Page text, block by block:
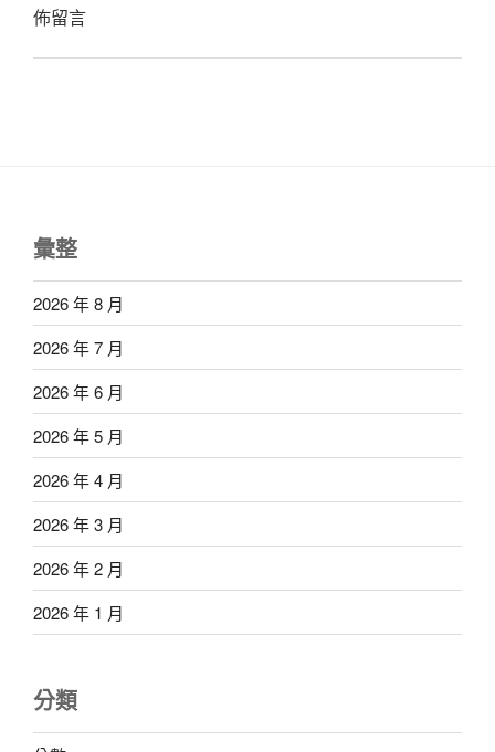
佈留言
彙整
2026 年 8 月
2026 年 7 月
2026 年 6 月
2026 年 5 月
2026 年 4 月
2026 年 3 月
2026 年 2 月
2026 年 1 月
分類